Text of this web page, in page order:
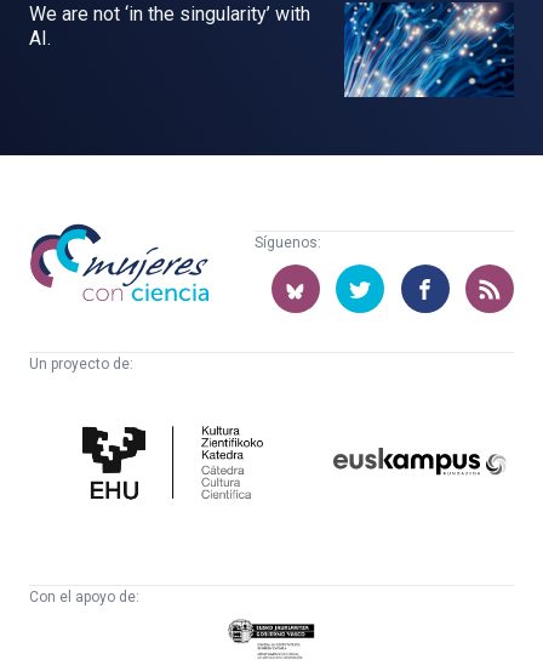
We are not ‘in the singularity’ with
AI.
Mujeres
con
ciencia
Síguenos:
Un proyecto de:
Cultura
Científica
Con el apoyo de:
Eusko
Jaurlaritza